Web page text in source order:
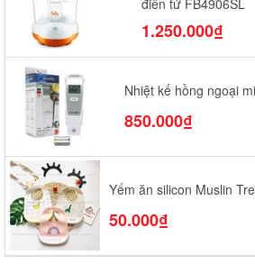
điện tử FB4906SL
1.250.000₫
Nhiệt kế hồng ngoại
850.000₫
Yếm ăn silicon Muslin
50.000₫